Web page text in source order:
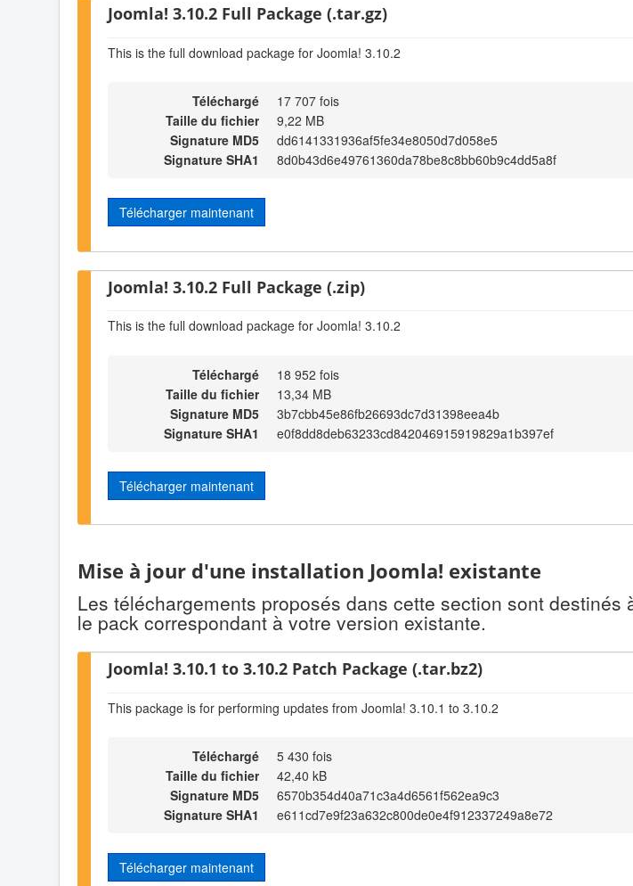
Joomla! 3.10.2 Full Package (.tar.gz)
This is the full download package for Joomla! 3.10.2
Téléchargé
17 707 fois
Taille du fichier
9,22 MB
Signature MD5
dd6141331936af5fe34e8050d7d058e5
Signature SHA1
8d0b43d6e49761360da78be8c8bb60b9c4dd5a8f
Télécharger maintenant
Joomla! 3.10.2 Full Package (.zip)
This is the full download package for Joomla! 3.10.2
Téléchargé
18 952 fois
Taille du fichier
13,34 MB
Signature MD5
3b7cbb45e86fb26693dc7d31398eea4b
Signature SHA1
e0f8dd8deb63233cd842046915919829a1b397ef
Télécharger maintenant
Mise à jour d'une installation Joomla! existante
Les téléchargements proposés dans cette section sont
le pack correspondant à votre version existante.
Joomla! 3.10.1 to 3.10.2 Patch Package (.tar.bz2)
This package is for performing updates from Joomla! 3.10.1 to 3.10.2
Téléchargé
5 430 fois
Taille du fichier
42,40 kB
Signature MD5
6570b354d40a71c3a4d6561f562ea9c3
Signature SHA1
e611cd7e9f23a632c800de0e4f912337249a8e72
Télécharger maintenant